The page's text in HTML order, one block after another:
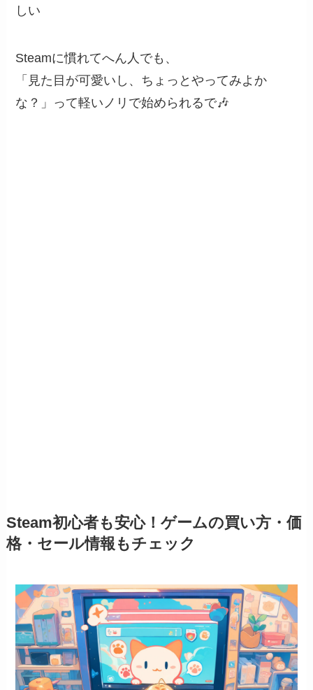
しい
Steamに慣れてへん人でも、
「見た目が可愛いし、ちょっとやってみよか
な？」って軽いノリで始められるで🎶
Steam初心者も安心！ゲームの買い方・価
格・セール情報もチェック